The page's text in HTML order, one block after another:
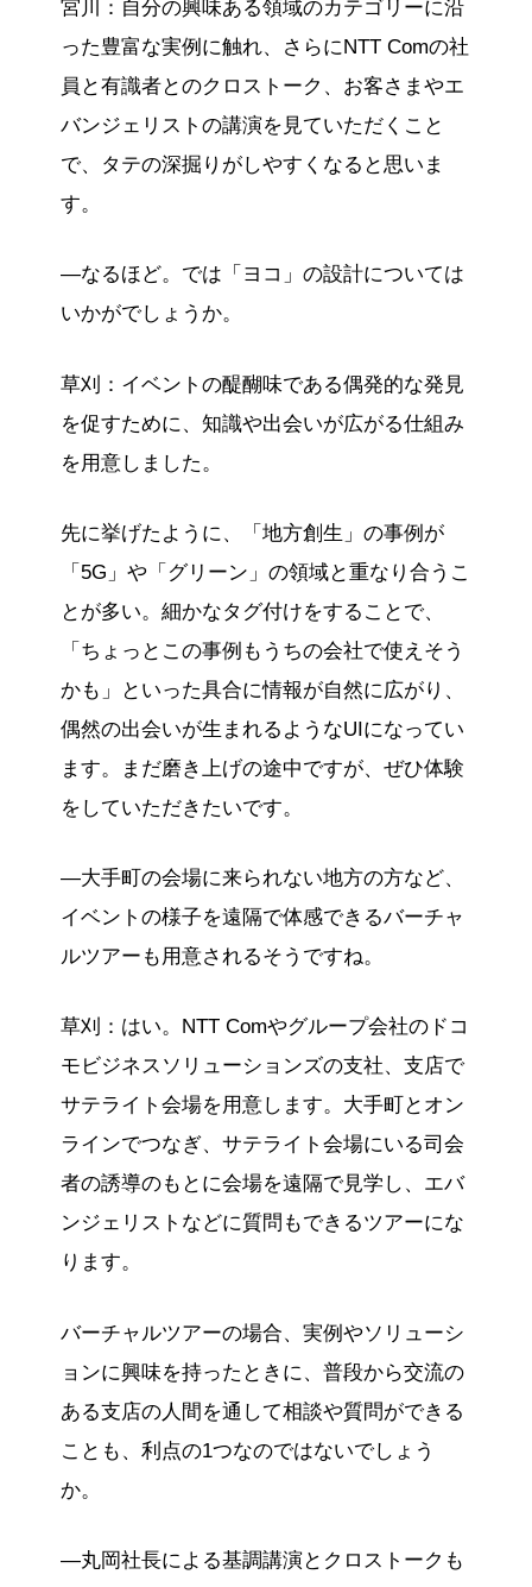
宮川：自分の興味ある領域のカテゴリーに沿
った豊富な実例に触れ、さらにNTT Comの社
員と有識者とのクロストーク、お客さまやエ
バンジェリストの講演を見ていただくこと
で、タテの深掘りがしやすくなると思いま
す。
―なるほど。では「ヨコ」の設計については
いかがでしょうか。
草刈：イベントの醍醐味である偶発的な発見
を促すために、知識や出会いが広がる仕組み
を用意しました。
先に挙げたように、「地方創生」の事例が
「5G」や「グリーン」の領域と重なり合うこ
とが多い。細かなタグ付けをすることで、
「ちょっとこの事例もうちの会社で使えそう
かも」といった具合に情報が自然に広がり、
偶然の出会いが生まれるようなUIになってい
ます。まだ磨き上げの途中ですが、ぜひ体験
をしていただきたいです。
―大手町の会場に来られない地方の方など、
イベントの様子を遠隔で体感できるバーチャ
ルツアーも用意されるそうですね。
草刈：はい。NTT Comやグループ会社のドコ
モビジネスソリューションズの支社、支店で
サテライト会場を用意します。大手町とオン
ラインでつなぎ、サテライト会場にいる司会
者の誘導のもとに会場を遠隔で見学し、エバ
ンジェリストなどに質問もできるツアーにな
ります。
バーチャルツアーの場合、実例やソリューシ
ョンに興味を持ったときに、普段から交流の
ある支店の人間を通して相談や質問ができる
ことも、利点の1つなのではないでしょう
か。
―丸岡社長による基調講演とクロストークも